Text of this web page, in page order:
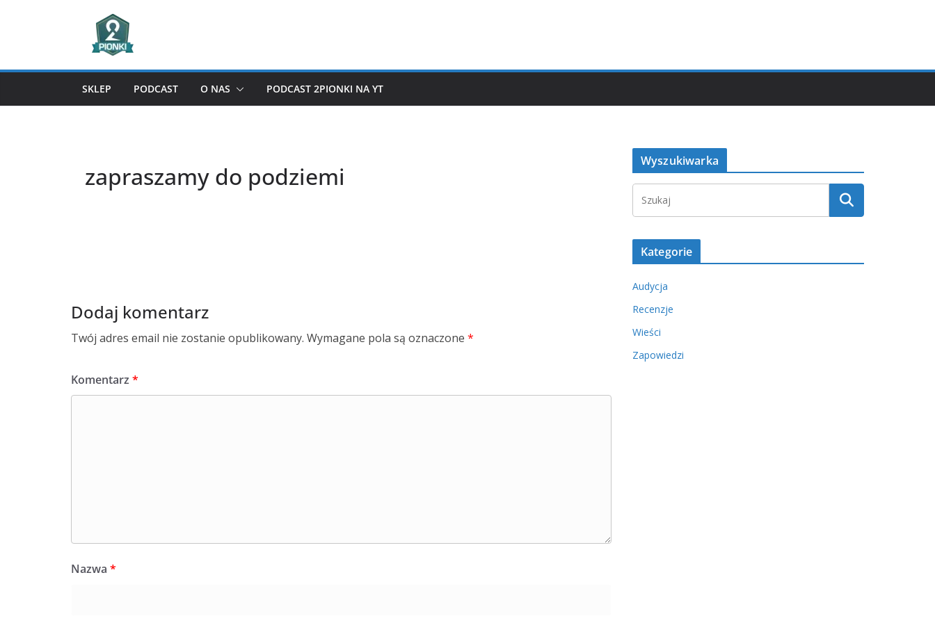
SKLEP PODCAST O NAS PODCAST 2PIONKI NA YT
zapraszamy do podziemi
Dodaj komentarz
Twój adres email nie zostanie opublikowany. Wymagane pola są oznaczone *
Komentarz *
Nazwa *
Wyszukiwarka
Kategorie
Audycja
Recenzje
Wieści
Zapowiedzi